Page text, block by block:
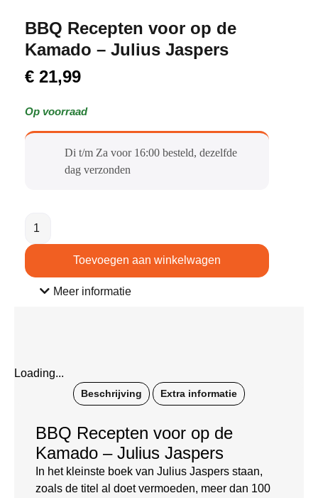
BBQ Recepten voor op de
Kamado – Julius Jaspers
€ 21,99
Op voorraad
Di t/m Za voor 16:00 besteld, dezelfde
dag verzonden​
Toevoegen aan winkelwagen
Meer informatie
Loading...
Beschrijving Extra informatie
BBQ Recepten voor op de
Kamado – Julius Jaspers
In het kleinste boek van Julius Jaspers staan,
zoals de titel al doet vermoeden, meer dan 100